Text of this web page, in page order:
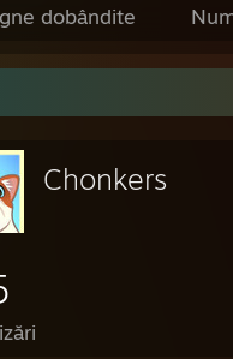
dobândite
Chonkers